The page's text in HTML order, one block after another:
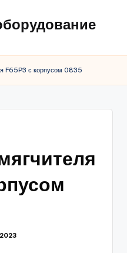
F65P3 с корпусом 0835
2023